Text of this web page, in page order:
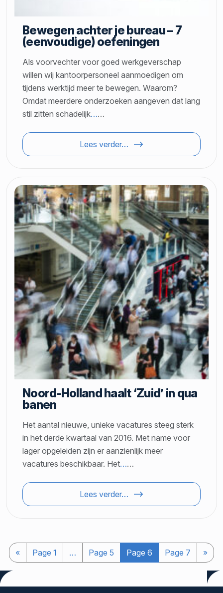
Bewegen achter je bureau – 7
(eenvoudige) oefeningen
Als voorvechter voor goed werkgeverschap
willen wij kantoorpersoneel aanmoedigen om
tijdens werktijd meer te bewegen. Waarom?
Omdat meerdere onderzoeken aangeven dat lang
stil zitten schadelijk……
Lees verder…
Noord-Holland haalt ‘Zuid’ in qua
banen
Het aantal nieuwe, unieke vacatures steeg sterk
in het derde kwartaal van 2016. Met name voor
lager opgeleiden zijn er aanzienlijk meer
vacatures beschikbaar. Het……
Lees verder…
« Page 1 … Page 5 Page 6 Page 7 »